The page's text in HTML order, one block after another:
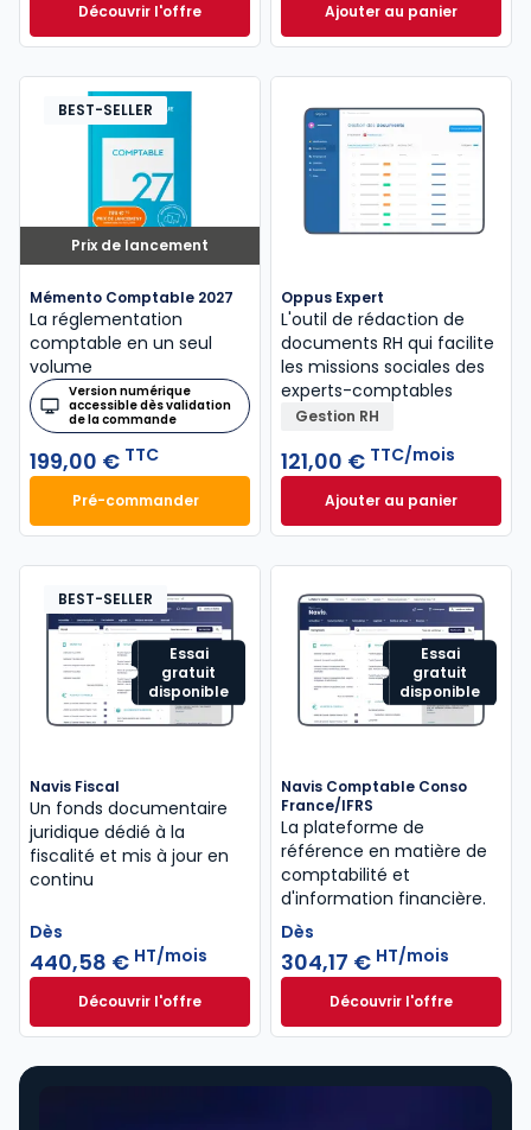
Découvrir l'offreGenIA-L Expert-comptable à partir de
Dès
Ajouter au panier
Mémento Fiscal
Prix de lancement
BEST-SELLER
Mémento Comptable 2027
La réglementation
comptable en un seul
volume
Version numérique
accessible dès validation
de la commande
199,00 € TTC
Pré-commanderMémento Comptable 2027 à 199,00 € TTC
Oppus Expert
L'outil de rédaction de
documents RH qui facilite
les missions sociales des
experts-comptables
Gestion RH
121,00 € TTC/mois
Ajouter au panier
Oppus Expert à
Essai
gratuit
disponible
BEST-SELLER
Navis Fiscal
Un fonds documentaire
juridique dédié à la
fiscalité et mis à jour en
continu
Dès
440,58 € HT/mois
Découvrir l'offreNavis Fiscal à partir de
Dès
Essai
gratuit
disponible
Navis Comptable Conso
France/IFRS
La plateforme de
référence en matière de
comptabilité et
d'information financière.
Dès
304,17 € HT/mois
Découvrir l'offreNavis Comptable
Dès